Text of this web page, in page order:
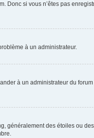
Donc si vous n’êtes pas
à un administrateur.
à un administrateur du
généralement des étoiles ou